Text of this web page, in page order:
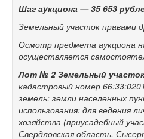
Шаг аукциона —35 653
Земельный участок правами
Осмотр предмета аукциона
осуществляется
Лот № 2 Земельный участок
кадастровый номер
земель: земли населенных
использования: для ведения
хозяйства (приусадебный
Свердловская область,